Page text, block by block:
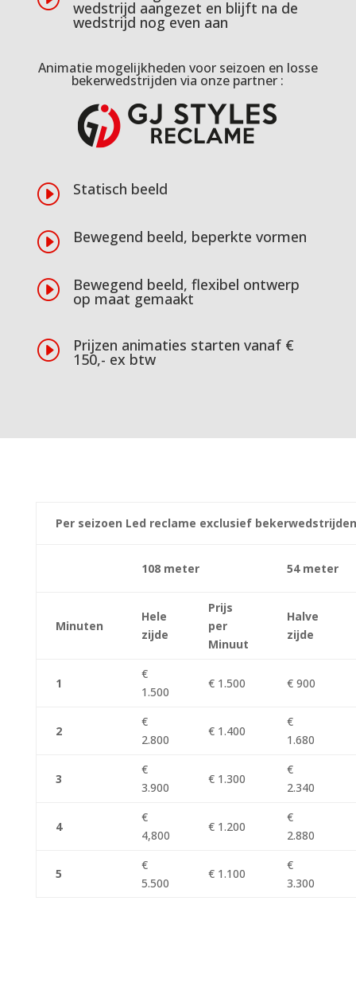
wedstrijd aangezet en blijft na de
wedstrijd nog even aan
Animatie mogelijkheden voor seizoen en losse
bekerwedstrijden via onze partner :
I Statisch beeld
I Bewegend beeld, beperkte vormen
I Bewegend beeld, flexibel ontwerp
op maat gemaakt
I Prijzen animaties starten vanaf €
150,- ex btw
Per seizoen Led reclame exclusief
108 meter 54 meter
Minuten
Hele
zijde
Prijs
per
Minuut
Halve
zijde
1
€
1.500
€ 1.500 € 900
2
€
2.800
€ 1.400
€
1.680
3
€
3.900
€ 1.300
€
2.340
4
€
4,800
€ 1.200
€
2.880
5
€
5.500
€ 1.100
€
3.300